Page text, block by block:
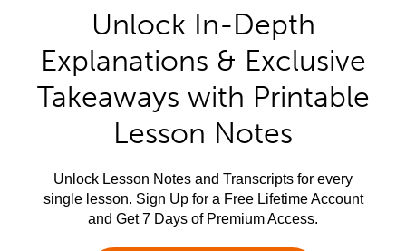
Unlock In-Depth
Explanations & Exclusive
Takeaways with Printable
Lesson Notes
Unlock Lesson Notes and Transcripts for every
single lesson. Sign Up for a Free Lifetime Account
and Get 7 Days of Premium Access.